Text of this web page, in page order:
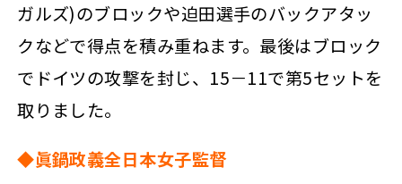
ガルズ)のブロックや迫田選手のバックアタッ
クなどで得点を積み重ねます。最後はブロック
でドイツの攻撃を封じ、15－11で第5セットを
取りました。
◆眞鍋政義全日本女子監督